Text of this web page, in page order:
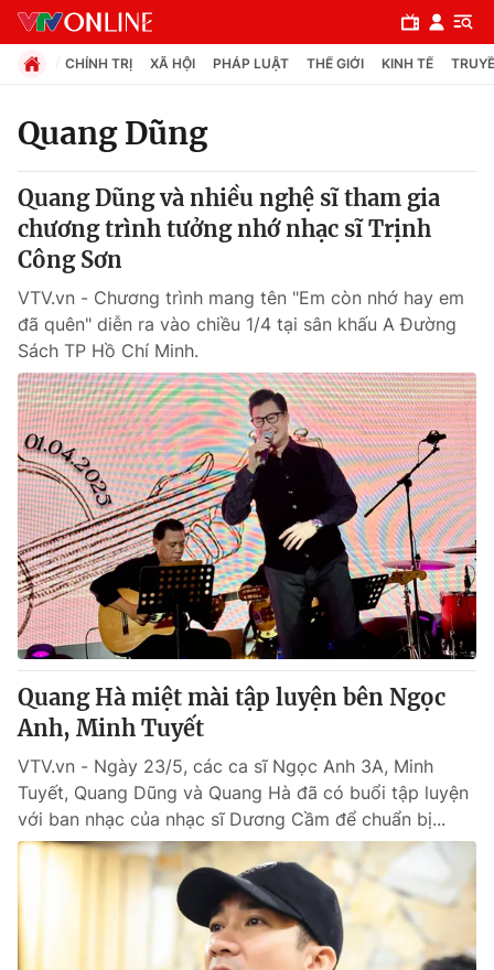
Chuyên mục
Chính trị
Pháp luật
Y tế
Thế giới
Tin tức
Thế giới đó đây
Câu chuyện quốc tế
Kinh tế
Tài chính
Thị trường
Góc doanh nghiệp
Dữ liệu và đời sống
Truyền hình
Phim VTV
Hậu trường
Nhân vật
Khán giả
Giải trí
Điện ảnh
Âm nhạc
Sao
Đời sống
Du lịch
Chất lượng cuộc sống
Giáo dục
Tuyển sinh
Công nghệ
CHÍNH TRỊ XÃ HỘI PHÁP LUẬT THẾ GIỚI KINH TẾ
Quang Dũng
Quang Dũng và nhiều nghệ sĩ tham gia
chương trình tưởng nhớ nhạc sĩ Trịnh
Công Sơn
VTV.vn - Chương trình mang tên "Em còn nhớ hay em
đã quên" diễn ra vào chiều 1/4 tại sân khấu A Đường
Sách TP Hồ Chí Minh.
Quang Hà miệt mài tập luyện bên Ngọc
Anh, Minh Tuyết
VTV.vn - Ngày 23/5, các ca sĩ Ngọc Anh 3A, Minh
Tuyết, Quang Dũng và Quang Hà đã có buổi tập luyện
với ban nhạc của nhạc sĩ Dương Cầm để chuẩn bị...